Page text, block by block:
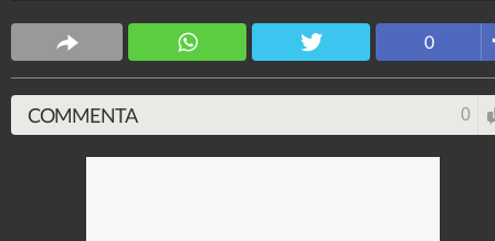
già fatto parlare di sé nel reality.
25.517.601-124 video-1.580 foto
0
COMMENTA 0